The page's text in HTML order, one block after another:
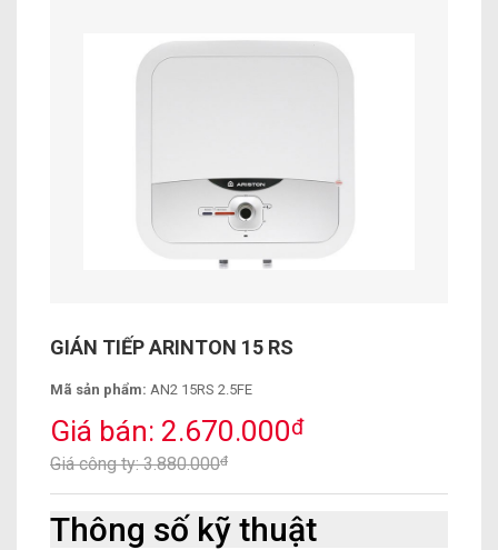
GIÁN TIẾP ARINTON 15 RS
Mã sản phẩm: AN2 15RS 2.5FE
Giá bán: 2.670.000đ
Giá công ty: 3.880.000đ
Thông số kỹ thuật